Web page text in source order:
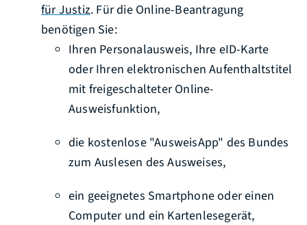
für Justiz. Für die Online-Beantragung
benötigen Sie:
Ihren Personalausweis, Ihre eID-Karte
oder Ihren elektronischen Aufenthaltstitel
mit freigeschalteter Online-
Ausweisfunktion,
die kostenlose "AusweisApp" des Bundes
zum Auslesen des Ausweises,
ein geeignetes Smartphone oder einen
Computer und ein Kartenlesegerät,